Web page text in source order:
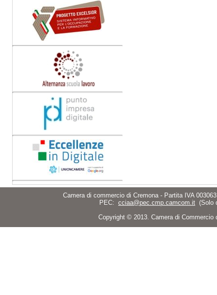
Camera di commercio di Cremona - Partita IVA
PEC: cciaa@pec.cmp.camcom.it (Solo
Copyright © 2013. Camera di